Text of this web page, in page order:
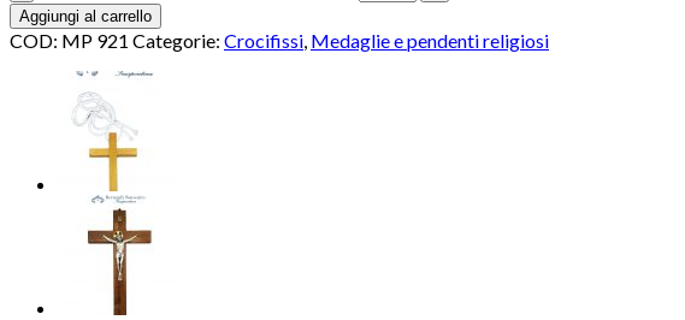
Aggiungi al carrello
COD: MP 921 Categorie: Crocifissi Medaglie e pendenti religiosi